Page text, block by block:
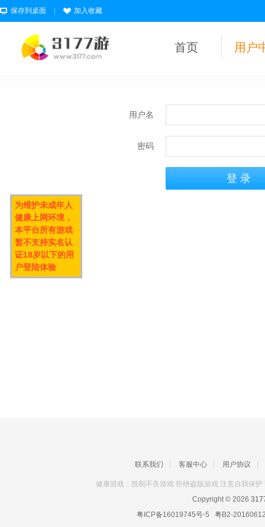
保存到桌面 加入收藏
首页 用户
用户名
密码
联系我们 客服中心 用户协议
健康游戏：抵制不良游戏 拒绝盗版游戏 注意自我保
Copyright © 2026
粤ICP备16019745号-5 粤B2-
为维护未成年人
健康上网环境，
本平台所有游戏
暂不支持实名认
证18岁以下的用
户登陆体验